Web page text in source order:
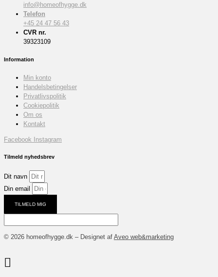
info@homeofhygge.dk
Telefon
+45 24 47 56 43
CVR nr.
39323109
Information
Min konto
Handelsbetingelser
Privatlivspolitik
Cookiepolitik
Om os
Kontakt
Facebook Instagram
Tilmeld nyhedsbrev
Dit navn
Din email
TILMELD MIG
© 2026 homeofhygge.dk – Designet af Aveo web&marketing